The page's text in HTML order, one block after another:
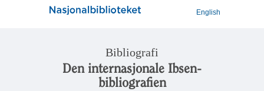
English
Bibliografi
Den internasjonale Ibsen-
bibliografien